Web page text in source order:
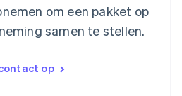
om een pakket op
samen te stellen.
op